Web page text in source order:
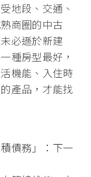
地段、交通、
商圈的中古
必遜於新建
種房型最好，
機能、入住時
產品，才能找
債務」：下一